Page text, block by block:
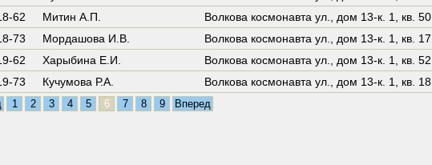
62
Митин А.П. Волкова космонавта ул., дом 13-к. 1
кв. 50
73
Мордашова И.В. Волкова космонавта ул., дом 13-к. 1
кв. 17
62
Харыбина Е.И. Волкова космонавта ул., дом 13-к. 1
кв. 52
73
Кучумова Р.А. Волкова космонавта ул., дом 13-к. 1 кв. 18
1 2 3 4 5 6 7 8 9 Вперед